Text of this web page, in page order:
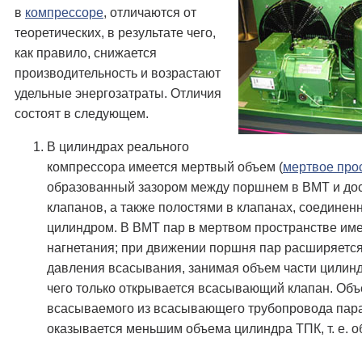
в компрессоре, отличаются от
теоретических, в результате чего,
как правило, снижается
производительность и возрастают
удельные энергозатраты. Отличия
состоят в следующем.
В цилиндрах реального
компрессора имеется мертвый объем (мертвое
образованный зазором между поршнем в ВМТ и
клапанов, а также полостями в клапанах,
цилиндром. В ВМТ пар в мертвом пространстве
нагнетания; при движении поршня пар
давления всасывания, занимая объем части
чего только открывается всасывающий клапан.
всасываемого из всасывающего трубопровода
оказывается меньшим объема цилиндра ТПК, т. е.